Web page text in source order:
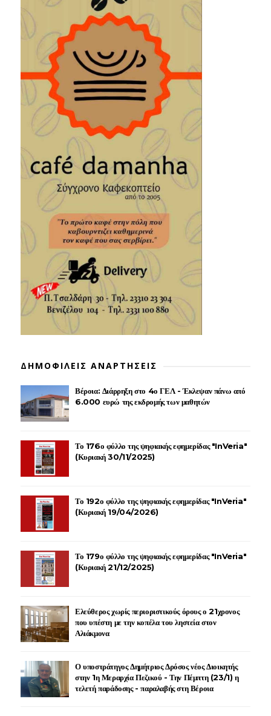
ΔΗΜΟΦΙΛΕΙΣ ΑΝΑΡΤΗΣΕΙΣ
Βέροια: Διάρρηξη στο 4ο ΓΕΛ - Έκλεψαν πάνω από
6.000 ευρώ της εκδρομής των μαθητών
Το 176ο φύλλο της ψηφιακής εφημερίδας "InVeria"
(Κυριακή 30/11/2025)
Το 192ο φύλλο της ψηφιακής εφημερίδας "InVeria"
(Κυριακή 19/04/2026)
Το 179ο φύλλο της ψηφιακής εφημερίδας "InVeria"
(Κυριακή 21/12/2025)
Ελεύθερος χωρίς περιοριστικούς όρους ο 21χρονος
που υπέστη με την κοπέλα του ληστεία στον
Αλιάκμονα
Ο υποστράτηγος Δημήτριος Δρόσος νέος Διοικητής
στην 1η Μεραρχία Πεζικού - Την Πέμπτη (23/1) η
τελετή παράδοσης - παραλαβής στη Βέροια